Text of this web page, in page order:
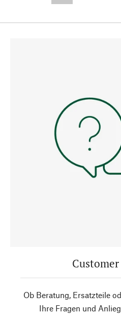
Ob Beratung, Ersatzteile
Ihre Fragen und